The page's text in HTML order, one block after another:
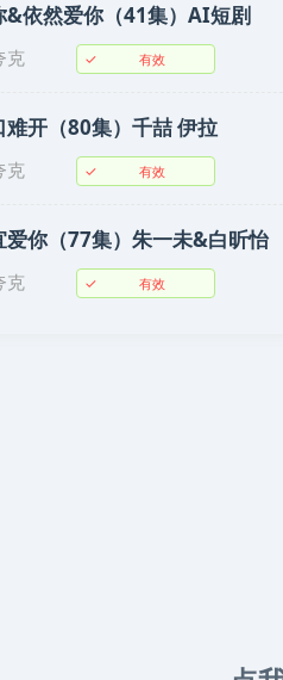
&依然爱你（41集）AI短剧
克 ✓ 有效
难开（80集）千喆 伊拉
克 ✓ 有效
爱你（77集）朱一未&白昕怡
克 ✓ 有效